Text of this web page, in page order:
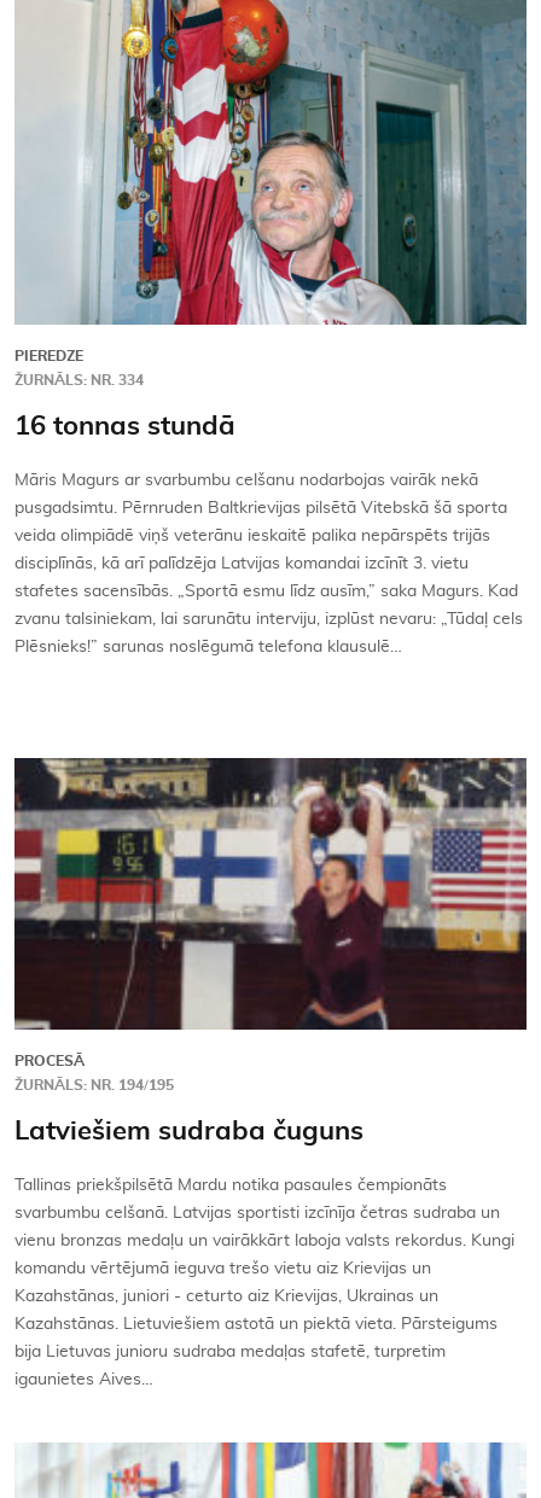
Kontakti
PIEREDZE
ŽURNĀLS: NR. 334
16 tonnas stundā
Māris Magurs ar svarbumbu celšanu nodarbojas vairāk nekā
pusgadsimtu. Pērnruden Baltkrievijas pilsētā Vitebskā šā sporta
veida olimpiādē viņš veterānu ieskaitē palika nepārspēts trijās
disciplīnās, kā arī palīdzēja Latvijas komandai izcīnīt 3. vietu
stafetes sacensībās. „Sportā esmu līdz ausīm,” saka Magurs. Kad
zvanu talsiniekam, lai sarunātu interviju, izplūst nevaru: „Tūdaļ cels
Plēsnieks!” sarunas noslēgumā telefona klausulē…
PROCESĀ
ŽURNĀLS: NR. 194/195
Latviešiem sudraba čuguns
Tallinas priekšpilsētā Mardu notika pasaules čempionāts
svarbumbu celšanā. Latvijas sportisti izcīnīja četras sudraba un
vienu bronzas medaļu un vairākkārt laboja valsts rekordus. Kungi
komandu vērtējumā ieguva trešo vietu aiz Krievijas un
Kazahstānas, juniori - ceturto aiz Krievijas, Ukrainas un
Kazahstānas. Lietuviešiem astotā un piektā vieta. Pārsteigums
bija Lietuvas junioru sudraba medaļas stafetē, turpretim
igaunietes Aives…